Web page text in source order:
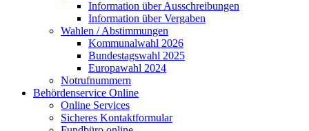
Information über Ausschreibungen
Information über Vergaben
Wahlen / Abstimmungen
Kommunalwahl 2026
Bundestagswahl 2025
Europawahl 2024
Notrufnummern
Behördenservice Online
Online Services
Sicheres Kontaktformular